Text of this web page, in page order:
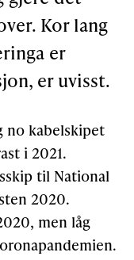
Kor lang
er
er uvisst.
no kabelskipet
i 2021.
til National
2020.
men låg